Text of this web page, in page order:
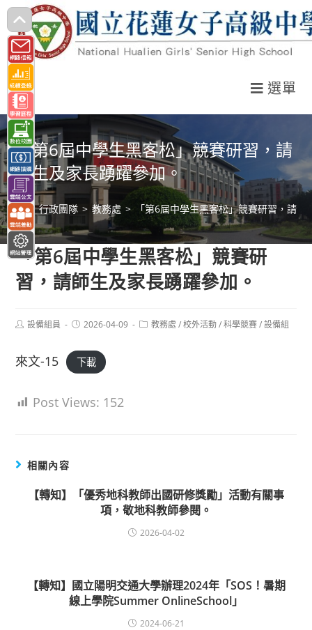
跳
轉
至
主
要
內
容
選單
「第6屆中學生黑客松」競賽研習，請
師生及家長踴躍參加。
> 行政團隊 > 教務處 > 「第6屆中學生黑客松」競賽研習，請
「第6屆中學生黑客松」競賽研
習，請師生及家長踴躍參加。
Post設備組員
Post2026-04-09
Post教務處 / 校外活動 / 科學競賽 / 設備組
來文-15 下載
Post Views: 152
相關內容
【轉知】「優秀地科教師出國研修獎勵」活動有關事
項，敬地科教師參閱。
2026-04-02
【轉知】國立陽明交通大學辦理2024年「SOS！暑期
線上學院Summer OnlineSchool」
2024-06-21